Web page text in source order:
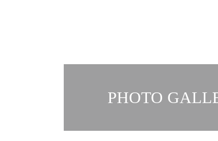
PHOTO